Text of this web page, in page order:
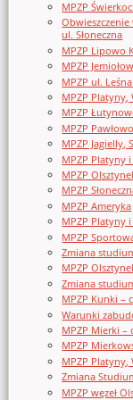
MPZP
ul. Słoneczna
MPZP Lipowo
MPZP
MPZP ul.
MPZP Platyny,
MPZP
MPZP Pawłowo
MPZP Jagielly,
MPZP Platyny
MPZP
MPZP
MPZP Ameryka
MPZP Platyny i
MPZP
Zmiana
MPZP
Zmiana
MPZP Kunki –
Warunki
MPZP Mierki –
MPZP
MPZP Platyny,
Zmiana
MPZP węzeł